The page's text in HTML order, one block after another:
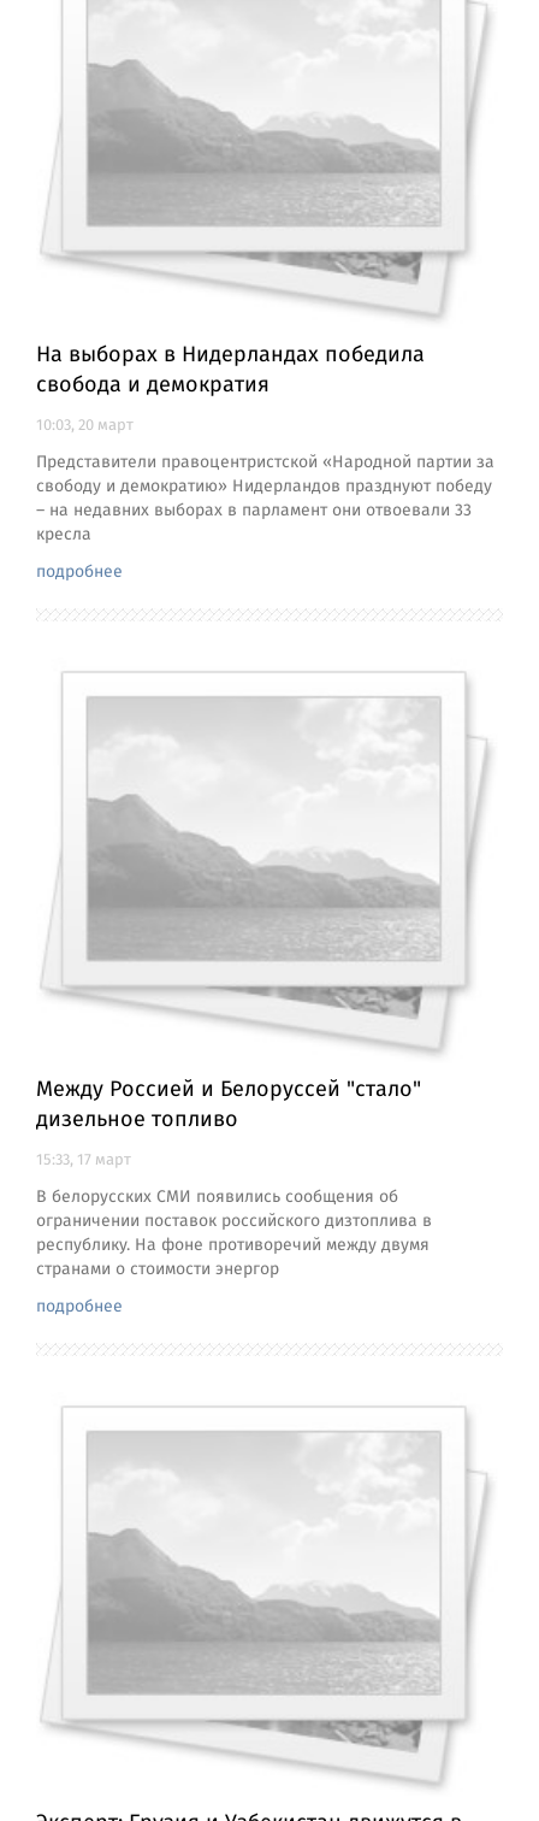
На выборах в Нидерландах победила
свобода и демократия
10:03, 20 март
Представители правоцентристской «Народной партии за
свободу и демократию» Нидерландов празднуют победу
– на недавних выборах в парламент они отвоевали 33
кресла
подробнее
Между Россией и Белоруссей "стало"
дизельное топливо
15:33, 17 март
В белорусских СМИ появились сообщения об
ограничении поставок российского дизтоплива в
республику. На фоне противоречий между двумя
странами о стоимости энергор
подробнее